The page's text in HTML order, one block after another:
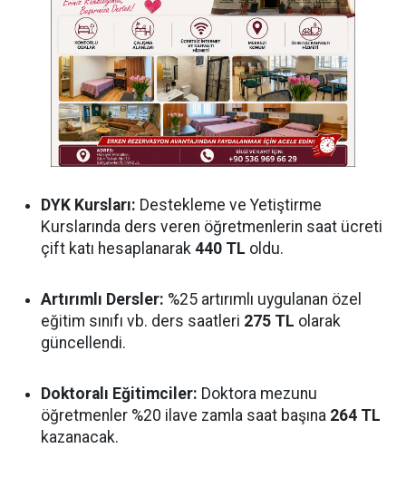
DYK Kursları: Destekleme ve Yetiştirme
Kurslarında ders veren öğretmenlerin saat ücreti
çift katı hesaplanarak 440 TL oldu.
Artırımlı Dersler: %25 artırımlı uygulanan özel
eğitim sınıfı vb. ders saatleri 275 TL olarak
güncellendi.
Doktoralı Eğitimciler: Doktora mezunu
öğretmenler %20 ilave zamla saat başına 264 TL
kazanacak.